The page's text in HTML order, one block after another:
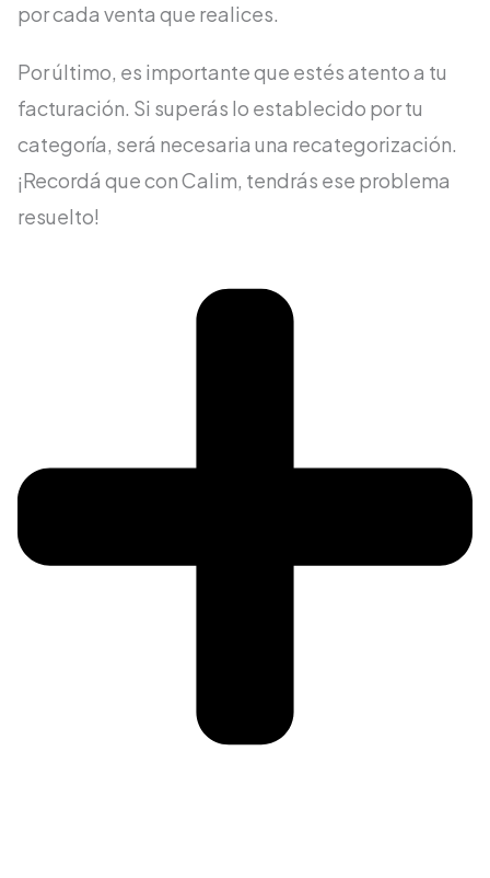
por cada venta que realices.
Por último, es importante que estés atento a tu
facturación. Si superás lo establecido por tu
categoría, será necesaria una recategorización.
¡Recordá que con Calim, tendrás ese problema
resuelto!